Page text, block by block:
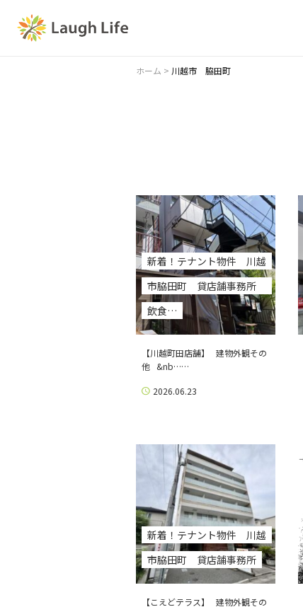
ホーム > 川越市 脇田町
新着！テナント物件 川越
市脇田町 貸店舗事務所
飲食…
【川越町田店舗】 建物外観その
他 &nb……
2026.06.23
新着！テナント物件 川越
市脇田町 貸店舗事務所
【こえどテラス】 建物外観その